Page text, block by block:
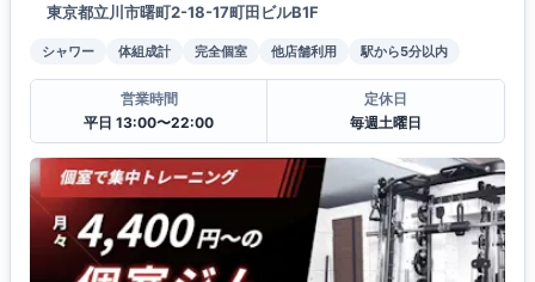
東京都立川市曙町2-18-17町田ビルB1F
シャワー 体組成計 完全個室 他店舗利用 駅から5分以内
営業時間
平日 13:00〜22:00
定休日
毎週土曜日